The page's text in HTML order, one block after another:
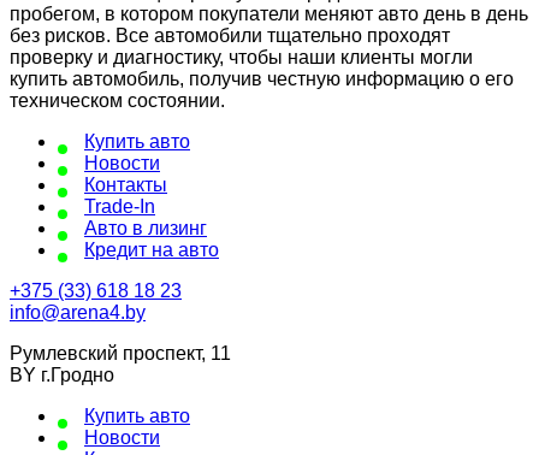
пробегом, в котором покупатели меняют авто день в день
без рисков. Все автомобили тщательно проходят
проверку и диагностику, чтобы наши клиенты могли
купить автомобиль, получив честную информацию о его
техническом состоянии.
Купить авто
Новости
Контакты
Trade-In
Авто в лизинг
Кредит на авто
+375 (33) 618 18 23
info@arena4.by
Румлевский проспект, 11
BY г.Гродно
Купить авто
Новости